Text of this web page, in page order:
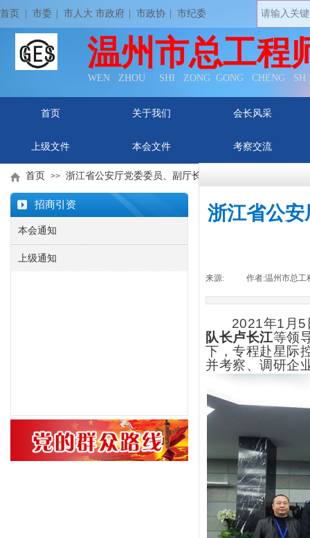
首页 | 市委 市人大 市政府 市政协 市纪委
温州市总工程
WEN ZHOU SHI ZONG GONG CHENG
首页 关于我们 会长风采
上级文件 本会文件 考察交流
招商引资
本会通知
上级通知
首页 >> 浙江省公安厅党委委员、副厅长张飞军 一行专赴本会陈
浙江省公
来源: 作者:温州市总工
2021年1月5
队长卢长江等领
下，专程赴星际
并考察、调研企